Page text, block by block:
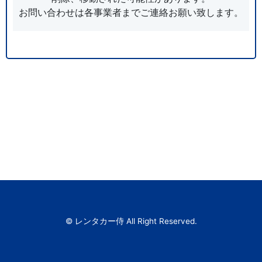
お問い合わせは各事業者までご連絡お願い致します。
© レンタカー侍 All Right Reserved.